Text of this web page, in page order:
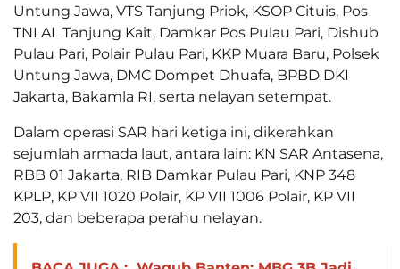
Untung Jawa, VTS Tanjung Priok, KSOP Cituis, Pos
TNI AL Tanjung Kait, Damkar Pos Pulau Pari, Dishub
Pulau Pari, Polair Pulau Pari, KKP Muara Baru, Polsek
Untung Jawa, DMC Dompet Dhuafa, BPBD DKI
Jakarta, Bakamla RI, serta nelayan setempat.
Dalam operasi SAR hari ketiga ini, dikerahkan
sejumlah armada laut, antara lain: KN SAR Antasena,
RBB 01 Jakarta, RIB Damkar Pulau Pari, KNP 348
KPLP, KP VII 1020 Polair, KP VII 1006 Polair, KP VII
203, dan beberapa perahu nelayan.